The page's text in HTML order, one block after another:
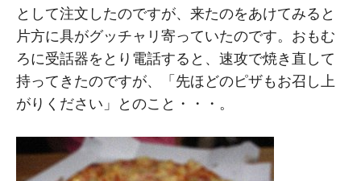
として注文したのですが、来たのをあけてみると
片方に具がグッチャリ寄っていたのです。おもむ
ろに受話器をとり電話すると、速攻で焼き直して
持ってきたのですが、「先ほどのピザもお召し上
がりください」とのこと・・・。